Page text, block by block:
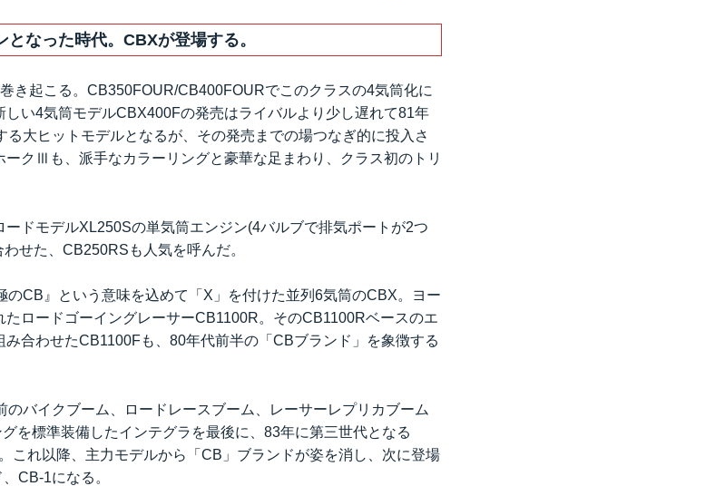
なった時代。CBXが登場する。
き起こる。CB350FOUR/CB400FOURでこのクラスの4気筒化に
い4気筒モデルCBX400Fの発売はライバルより少し遅れて81年
る大ヒットモデルとなるが、その発売までの場つなぎ的に投入さ
ークⅢも、派手なカラーリングと豪華な足まわり、クラス初のトリ
ードモデルXL250Sの単気筒エンジン(4バルブで排気ポートが2つ
せた、CB250RSも人気を呼んだ。
のCB』という意味を込めて「X」を付けた並列6気筒のCBX。ヨー
たロードゴーイングレーサーCB1100R。そのCB1100Rベースのエ
合わせたCB1100Fも、80年代前半の「CBブランド」を象徴する
バイクブーム、ロードレースブーム、レーサーレプリカブーム
を標準装備したインテグラを最後に、83年に第三世代となる
これ以降、主力モデルから「CB」ブランドが姿を消し、次に登場
CB-1になる。